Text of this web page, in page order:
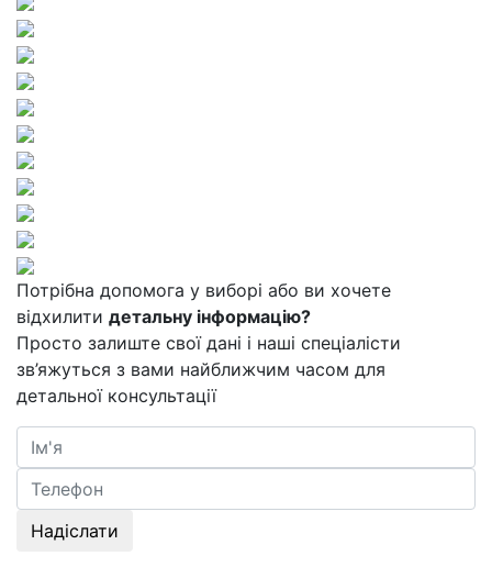
Потрібна допомога у виборі або ви хочете
відхилити детальну інформацію?
Просто залиште свої дані і наші спеціалісти
зв’яжуться з вами найближчим часом для
детальної консультації
Надіслати